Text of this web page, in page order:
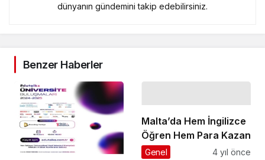
dünyanın gündemini takip edebilirsiniz.
Benzer Haberler
Malta’da Hem İngilizce
Öğren Hem Para Kazan
Genel 4 yıl önce